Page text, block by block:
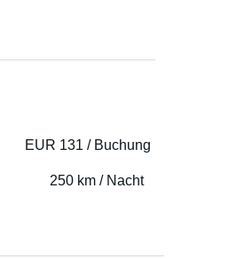
EUR 131 / Buchung
250 km / Nacht